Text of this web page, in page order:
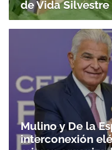
de Vida Silvestre
Mulino y De la
interconexión